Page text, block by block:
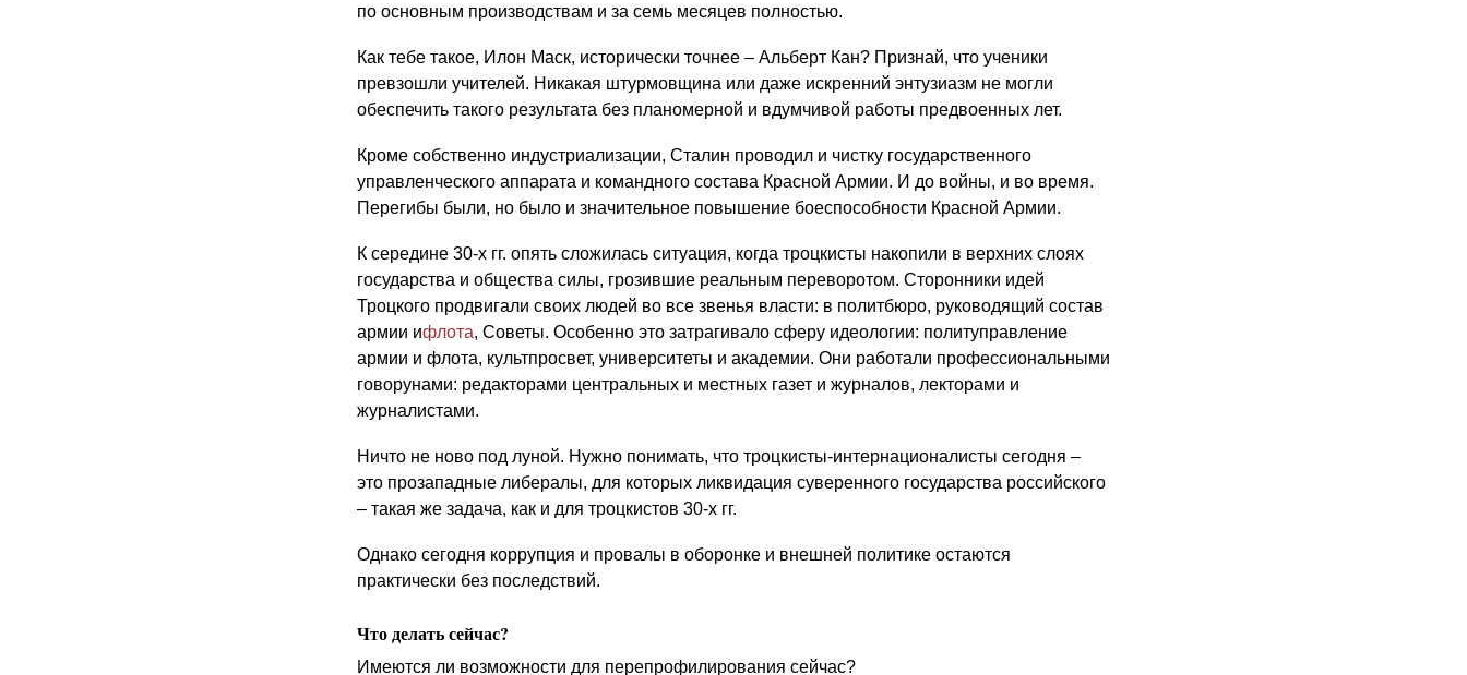
по основным производствам и за семь месяцев полностью.
Как тебе такое, Илон Маск, исторически точнее – Альберт Кан? Признай, что ученики
превзошли учителей. Никакая штурмовщина или даже искренний энтузиазм не могли
обеспечить такого результата без планомерной и вдумчивой работы предвоенных лет.
Кроме собственно индустриализации, Сталин проводил и чистку государственного
управленческого аппарата и командного состава Красной Армии. И до войны, и во время.
Перегибы были, но было и значительное повышение боеспособности Красной Армии.
К середине 30-х гг. опять сложилась ситуация, когда троцкисты накопили в верхних слоях
государства и общества силы, грозившие реальным переворотом. Сторонники идей
Троцкого продвигали своих людей во все звенья власти: в политбюро, руководящий состав
армии ифлота, Советы. Особенно это затрагивало сферу идеологии: политуправление
армии и флота, культпросвет, университеты и академии. Они работали профессиональными
говорунами: редакторами центральных и местных газет и журналов, лекторами и
журналистами.
Ничто не ново под луной. Нужно понимать, что троцкисты-интернационалисты сегодня –
это прозападные либералы, для которых ликвидация суверенного государства российского
– такая же задача, как и для троцкистов 30-х гг.
Однако сегодня коррупция и провалы в оборонке и внешней политике остаются
практически без последствий.
Что делать сейчас?
Имеются ли возможности для перепрофилирования сейчас?